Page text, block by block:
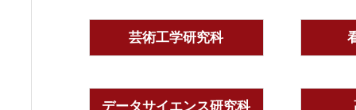
芸術工学研究科
データサイエンス研究科